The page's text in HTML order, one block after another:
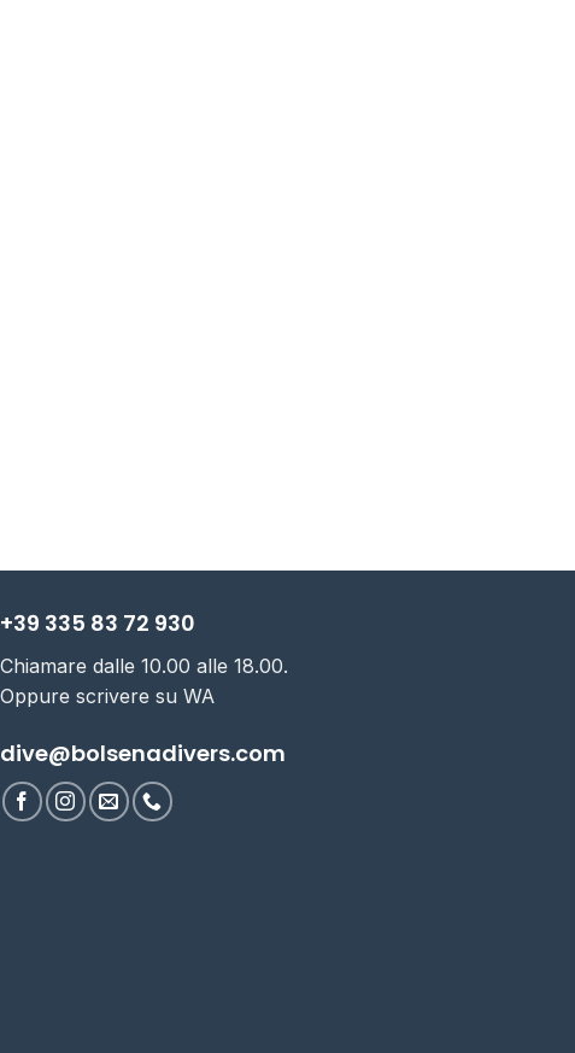
+39 335 83 72 930
Chiamare dalle 10.00 alle 18.00.
Oppure scrivere su WA
dive@bolsenadivers.com